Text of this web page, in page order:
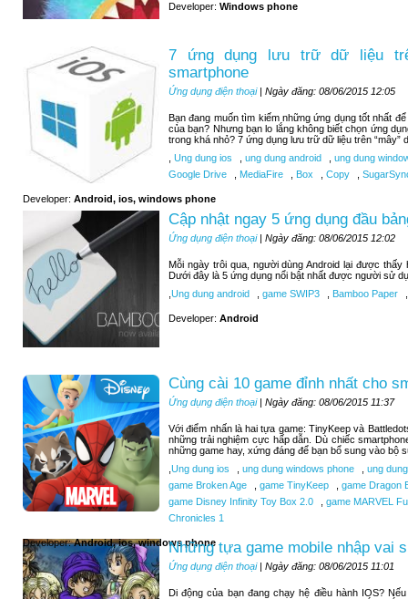
Developer: Windows phone
7 ứng dụng lưu trữ dữ liệu
smartphone
Ứng dụng điện thoại| Ngày đăng: 08/06/2015 12:05
Bạn đang muốn tìm kiếm những ứng dụng tốt nhất
của bạn? Nhưng bạn lo lắng không biết chọn ứng
trong khá nhỏ? 7 ứng dụng lưu trữ dữ liệu trên “mây”
Ung dung ios ung dung android
ung dung
Google Drive
MediaFire Box Copy
Developer: Android, ios, windows phone
Cập nhật ngay 5 ứng dụng đầu
Ứng dụng điện thoại| Ngày đăng: 08/06/2015 12:02
Mỗi ngày trôi qua, người dùng Android lại được
Dưới đây là 5 ứng dụng nổi bật nhất được người sử
Ung dung android game SWIP3 Bamboo Paper
Developer: Android
Cùng cài 10 game đỉnh nhất cho
Ứng dụng điện thoại| Ngày đăng: 08/06/2015 11:37
Với điểm nhấn là hai tựa game: TinyKeep và
những trải nghiệm cực hấp dẫn. Dù chiếc
những game hay, xứng đáng để bạn bổ sung vào bộ
Ung dung ios ung dung windows phone
ung
game Broken Age
game TinyKeep
game Dragon
game Disney Infinity Toy Box 2.0
game MARVEL
Chronicles 1
Developer:Android, ios, windows phoneNhững tựa game mobile nhập vai
Ứng dụng điện thoại| Ngày đăng: 08/06/2015 11:01
Di động của bạn đang chạy hệ điều hành IOS?